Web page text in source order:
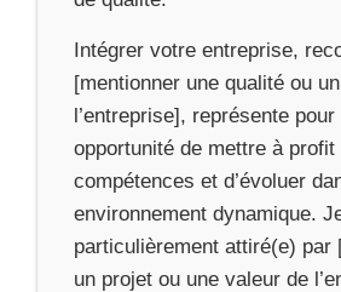
Intégrer votre entreprise,
[mentionner une qualité ou
l’entreprise], représente
opportunité de mettre à profit
compétences et d’évoluer
environnement dynamique.
particulièrement attiré(e) par
un projet ou une valeur de